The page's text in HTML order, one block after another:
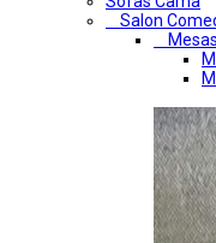
Salon
Mesas